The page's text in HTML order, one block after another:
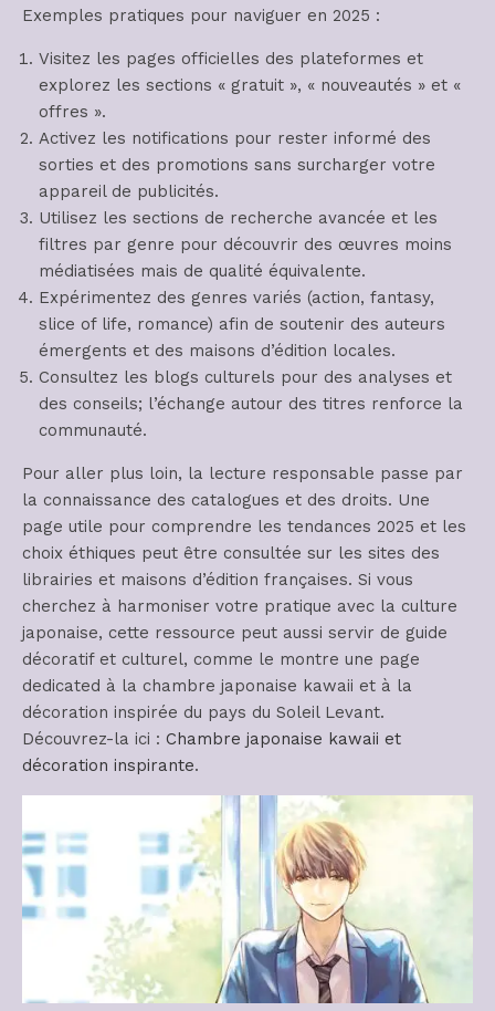
Exemples pratiques pour naviguer en 2025 :
Visitez les pages officielles des plateformes et
explorez les sections « gratuit », « nouveautés » et «
offres ».
Activez les notifications pour rester informé des
sorties et des promotions sans surcharger votre
appareil de publicités.
Utilisez les sections de recherche avancée et les
filtres par genre pour découvrir des œuvres moins
médiatisées mais de qualité équivalente.
Expérimentez des genres variés (action, fantasy,
slice of life, romance) afin de soutenir des auteurs
émergents et des maisons d’édition locales.
Consultez les blogs culturels pour des analyses et
des conseils; l’échange autour des titres renforce la
communauté.
Pour aller plus loin, la lecture responsable passe par
la connaissance des catalogues et des droits. Une
page utile pour comprendre les tendances 2025 et les
choix éthiques peut être consultée sur les sites des
librairies et maisons d’édition françaises. Si vous
cherchez à harmoniser votre pratique avec la culture
japonaise, cette ressource peut aussi servir de guide
décoratif et culturel, comme le montre une page
dedicated à la chambre japonaise kawaii et à la
décoration inspirée du pays du Soleil Levant.
Découvrez-la ici : Chambre japonaise kawaii et
décoration inspirante.